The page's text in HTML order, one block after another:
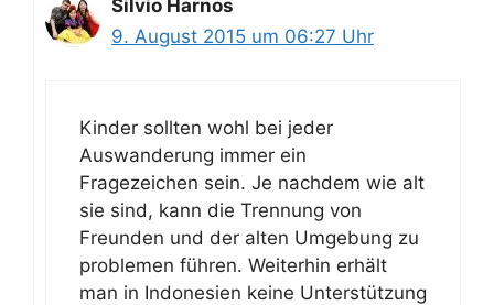
Silvio Harnos
9. August 2015 um 06:27 Uhr
Kinder sollten wohl bei jeder
Auswanderung immer ein
Fragezeichen sein. Je nachdem wie alt
sie sind, kann die Trennung von
Freunden und der alten Umgebung zu
problemen führen. Weiterhin erhält
man in Indonesien keine Unterstützung